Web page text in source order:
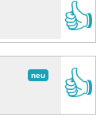
👍
neu
👍